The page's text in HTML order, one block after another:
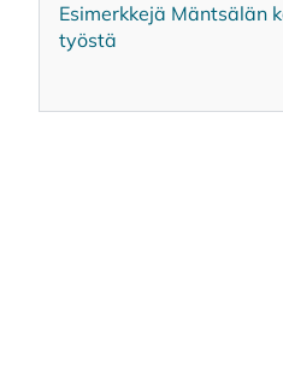
Esi­merk­ke­jä Mänt­sä­län
työs­tä